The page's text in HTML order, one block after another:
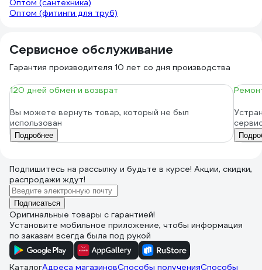
Оптом (сантехника)
Оптом (фитинги для труб)
Сервисное обслуживание
Гарантия производителя 10 лет со дня производства
120 дней обмен и возврат
Вы можете вернуть товар, который не был
использован
Подробнее
Подпишитесь на рассылку и будьте в курсе! Акции, скидки,
распродажи ждут!
Подписаться
Оригинальные товары с гарантией!
Установите мобильное приложение, чтобы информация
по заказам всегда была под рукой
КаталогАдреса магазиновСпособы полученияСпособы